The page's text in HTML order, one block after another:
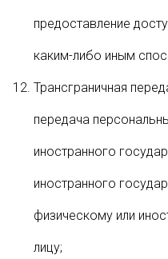
предоставление
каким-либо иным
Трансграничная
передача
иностранного
иностранного
физическому или
лицу;